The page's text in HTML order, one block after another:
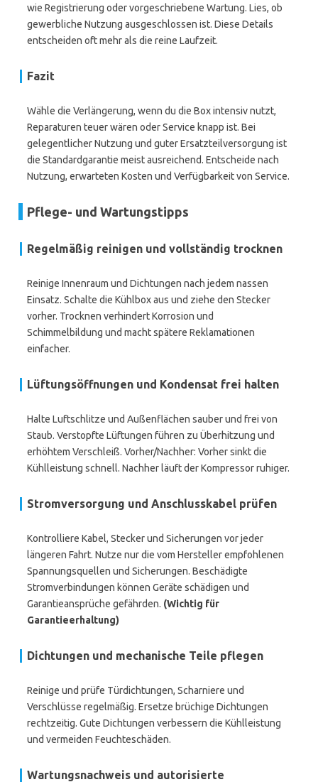
wie Registrierung oder vorgeschriebene Wartung. Lies, ob
gewerbliche Nutzung ausgeschlossen ist. Diese Details
entscheiden oft mehr als die reine Laufzeit.
Fazit
Wähle die Verlängerung, wenn du die Box intensiv nutzt,
Reparaturen teuer wären oder Service knapp ist. Bei
gelegentlicher Nutzung und guter Ersatzteilversorgung ist
die Standardgarantie meist ausreichend. Entscheide nach
Nutzung, erwarteten Kosten und Verfügbarkeit von Service.
Pflege- und Wartungstipps
Regelmäßig reinigen und vollständig trocknen
Reinige Innenraum und Dichtungen nach jedem nassen
Einsatz. Schalte die Kühlbox aus und ziehe den Stecker
vorher. Trocknen verhindert Korrosion und
Schimmelbildung und macht spätere Reklamationen
einfacher.
Lüftungsöffnungen und Kondensat frei halten
Halte Luftschlitze und Außenflächen sauber und frei von
Staub. Verstopfte Lüftungen führen zu Überhitzung und
erhöhtem Verschleiß. Vorher/Nachher: Vorher sinkt die
Kühlleistung schnell. Nachher läuft der Kompressor ruhiger.
Stromversorgung und Anschlusskabel prüfen
Kontrolliere Kabel, Stecker und Sicherungen vor jeder
längeren Fahrt. Nutze nur die vom Hersteller empfohlenen
Spannungsquellen und Sicherungen. Beschädigte
Stromverbindungen können Geräte schädigen und
Garantieansprüche gefährden. (Wichtig für
Garantieerhaltung)
Dichtungen und mechanische Teile pflegen
Reinige und prüfe Türdichtungen, Scharniere und
Verschlüsse regelmäßig. Ersetze brüchige Dichtungen
rechtzeitig. Gute Dichtungen verbessern die Kühlleistung
und vermeiden Feuchteschäden.
Wartungsnachweis und autorisierte